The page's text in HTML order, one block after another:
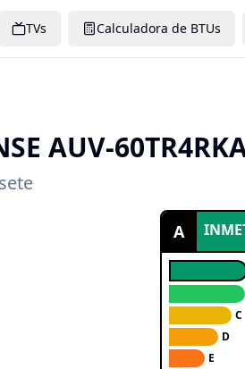
TVs Calculadora de BTUs
AUV-
A
C
D
E